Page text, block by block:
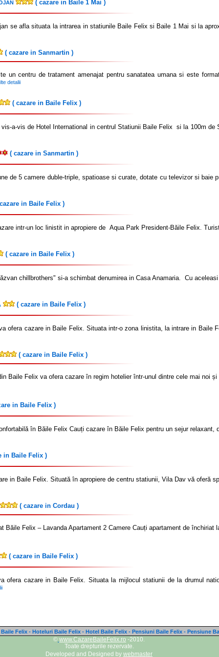
( cazare in Baile 1 Mai )
se afla situata la intrarea in statiunile Baile Felix si Baile 1 Mai si la
( cazare in Sanmartin )
un centru de tratament amenajat pentru sanatatea umana si este
detalii
( cazare in Baile Felix )
a-vis de Hotel International in centrul Statiunii Baile Felix si la 100m de
( cazare in Sanmartin )
de 5 camere duble-triple, spatioase si curate, dotate cu televizor si baie
in Baile Felix )
intr-un loc linistit in apropiere de Aqua Park President-Băile Felix.
( cazare in Baile Felix )
chillbrothers" si-a schimbat denumirea in Casa Anamaria. Cu
( cazare in Baile Felix )
ofera cazare in Baile Felix. Situata intr-o zona linistita, la intrare in Baile
( cazare in Baile Felix )
Baile Felix va ofera cazare în regim hotelier într-unul dintre cele mai noi
in Baile Felix )
în Băile Felix Cauți cazare în Băile Felix pentru un sejur relaxant,
in Baile Felix )
in Baile Felix. Situată în apropiere de centru statiunii, Vila Dav vă oferă
( cazare in Cordau )
Băile Felix – Lavanda Apartament 2 Camere Cauți apartament de
( cazare in Baile Felix )
ofera cazare in Baile Felix. Situata la mijlocul statiunii de la drumul
Baile Felix - Hoteluri Baile Felix - Hotel Baile Felix - Pensiuni Baile Felix - Pensiune
© www.CazareBaileFelix.ro -2010.
Toate drepturile rezervate.
Developed and Designed by webmaster